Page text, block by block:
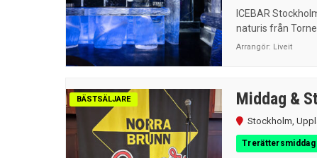
ICEBAR
naturis från
Arrangör: Liveit
BÄSTSÄLJARE Middag &
Stockholm